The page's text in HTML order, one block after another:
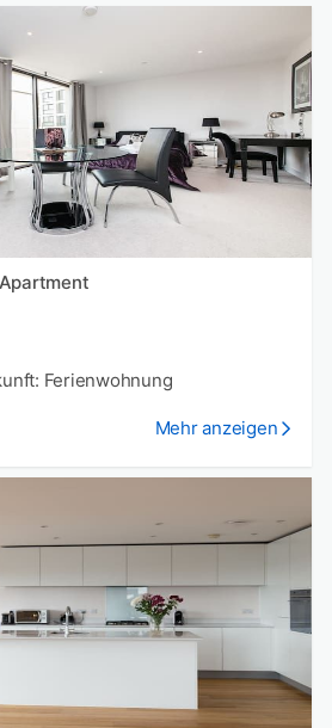
Ferienwohnung
Mehr anzeigen